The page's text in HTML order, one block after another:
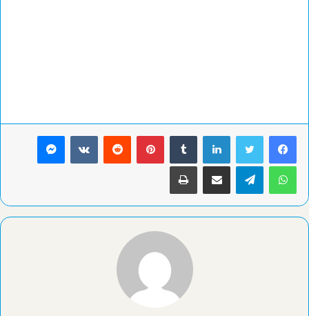
لينكدإن بينتيريست ماسنجر
واتساب تيلقرام مشاركة عبر البريد طباعة